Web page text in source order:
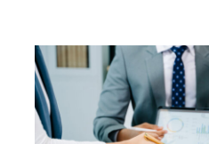
y
cómo
hacer
crecer